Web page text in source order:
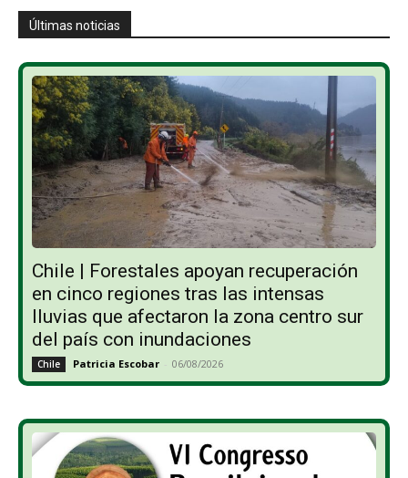
Últimas noticias
Chile | Forestales apoyan recuperación
en cinco regiones tras las intensas
lluvias que afectaron la zona centro sur
del país con inundaciones
Chile Patricia Escobar - 06/08/2026